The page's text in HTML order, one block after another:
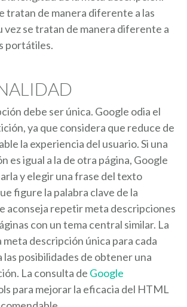
tratan de manera diferente a las
vez se tratan de manera diferente a
portátiles.
debe ser única. Google odia el
ya que considera que reduce de
la experiencia del usuario. Si una
es igual a la de otra página, Google
y elegir una frase del texto
figure la palabra clave de la
aconseja repetir meta descripciones
con un tema central similar. La
meta descripción única para cada
las posibilidades de obtener una
La consulta de Google
para mejorar la eficacia del HTML